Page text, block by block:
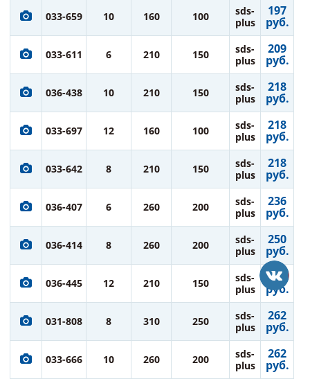
033-659 10 160 100
sds-
plus
197
руб.
033-611 6 210 150
sds-
plus
209
руб.
036-438 10 210 150
sds-
plus
218
руб.
033-697 12 160 100
sds-
plus
218
руб.
033-642 8 210 150
sds-
plus
218
руб.
036-407 6 260 200
sds-
plus
236
руб.
036-414 8 260 200
sds-
plus
250
руб.
036-445 12 210 150
sds-
plus
250
руб.
031-808 8 310 250
sds-
plus
262
руб.
033-666 10 260 200
sds-
plus
262
руб.